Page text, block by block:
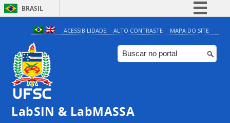
BRASIL
Simplifique!
Comunica BR
Participe
ACESSIBILIDADE ALTO CONTRASTE MAPA DO SITE
LabSIN & LabMASSA